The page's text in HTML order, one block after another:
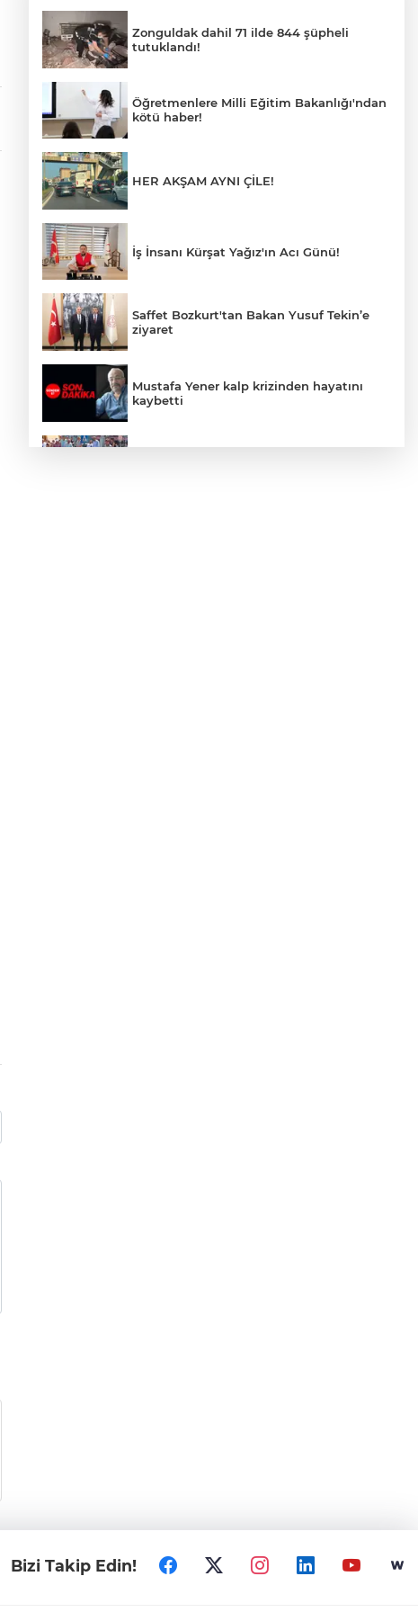
Zonguldak dahil 71 ilde 844 şüpheli
tutuklandı!
Öğretmenlere Milli Eğitim Bakanlığı'ndan
kötü haber!
HER AKŞAM AYNI ÇİLE!
İş İnsanı Kürşat Yağız'ın Acı Günü!
Saffet Bozkurt'tan Bakan Yusuf Tekin’e
ziyaret
Mustafa Yener kalp krizinden hayatını
kaybetti
Bizi Takip Edin!